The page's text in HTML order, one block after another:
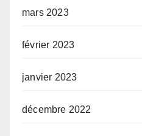
mars 2023
février 2023
janvier 2023
décembre 2022